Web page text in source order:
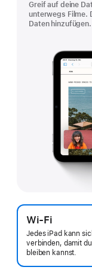
Greif auf deine
unterwegs Filme.
Daten hinzufügen.
Wi-Fi
Jedes iPad kann
verbinden, damit
bleiben kannst.